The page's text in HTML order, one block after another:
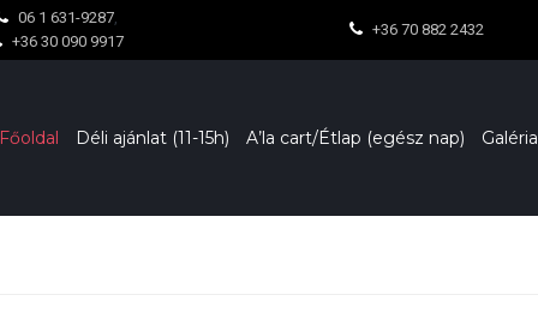
06 1 631-9287,
+36 30 090 9917
+36 70 882 2432
Főoldal Déli ajánlat (11-15h) A’la cart/Étlap (egész nap) Galéria